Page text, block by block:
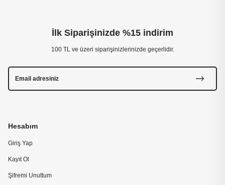
Hesabım
Giriş Yap
Kayıt Ol
Şifremi Unuttum
İlk Siparişinizde %15 indirim
100 TL ve üzeri siparişinizlerinizde geçerlidir.